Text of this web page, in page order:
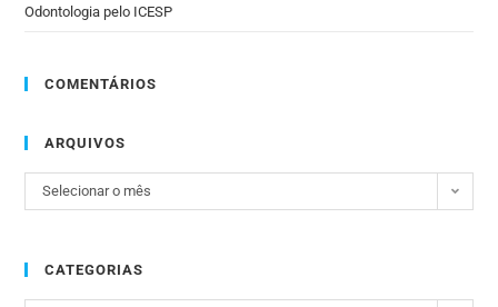
Odontologia pelo ICESP
COMENTÁRIOS
ARQUIVOS
Selecionar o mês
CATEGORIAS